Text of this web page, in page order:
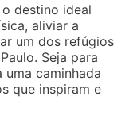
o destino ideal
aliviar a
um dos refúgios
Seja para
caminhada
que inspiram e